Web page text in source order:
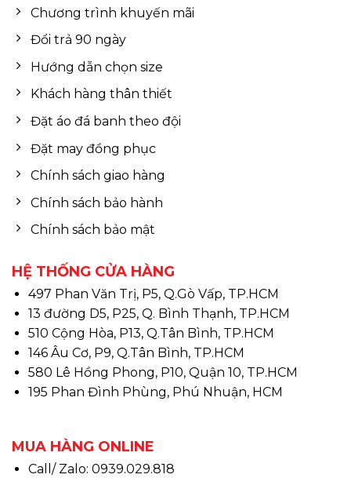
Chương trình khuyến mãi
Đổi trả 90 ngày
Hướng dẫn chọn size
Khách hàng thân thiết
Đặt áo đá banh theo đội
Đặt may đồng phục
Chính sách giao hàng
Chính sách bảo hành
Chính sách bảo mật
HỆ THỐNG CỬA HÀNG
497 Phan Văn Trị, P5, Q.Gò Vấp, TP.HCM
13 đường D5, P25, Q. Bình Thạnh, TP.HCM
510 Cộng Hòa, P13, Q.Tân Bình, TP.HCM
146 Âu Cơ, P9, Q.Tân Bình, TP.HCM
580 Lê Hồng Phong, P10, Quận 10, TP.HCM
195 Phan Đình Phùng, Phú Nhuận, HCM
MUA HÀNG ONLINE
Call/ Zalo: 0939.029.818